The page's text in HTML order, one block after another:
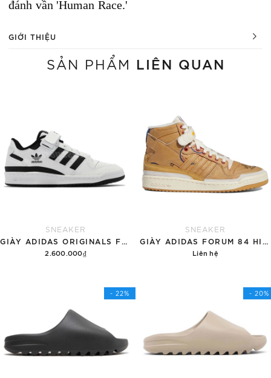
đánh vần 'Human Race.'
GIỚI THIỆU
SẢN PHẨM LIÊN QUAN
SNEAKER
2.600.000₫
SNEAKER
Liên hệ
- 22% - 20%